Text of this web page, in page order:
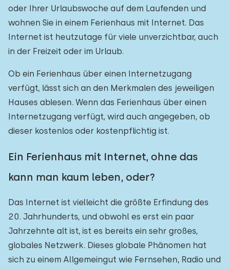
oder Ihrer Urlaubswoche auf dem Laufenden und
wohnen Sie in einem Ferienhaus mit Internet. Das
Internet ist heutzutage für viele unverzichtbar, auch
in der Freizeit oder im Urlaub.
Ob ein Ferienhaus über einen Internetzugang
verfügt, lässt sich an den Merkmalen des jeweiligen
Hauses ablesen. Wenn das Ferienhaus über einen
Internetzugang verfügt, wird auch angegeben, ob
dieser kostenlos oder kostenpflichtig ist.
Ein Ferienhaus mit Internet, ohne das
kann man kaum leben, oder?
Das Internet ist vielleicht die größte Erfindung des
20. Jahrhunderts, und obwohl es erst ein paar
Jahrzehnte alt ist, ist es bereits ein sehr großes,
globales Netzwerk. Dieses globale Phänomen hat
sich zu einem Allgemeingut wie Fernsehen, Radio und